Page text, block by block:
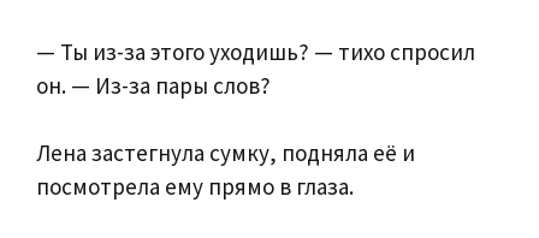
— Ты из-за этого уходишь? — тихо спросил
он. — Из-за пары слов?
Лена застегнула сумку, подняла её и
посмотрела ему прямо в глаза.